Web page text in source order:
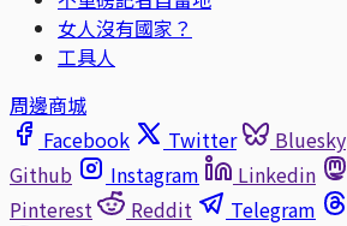
女人沒有國家？
工具人
周邊商城
Facebook
Twitter Bluesky
Github
Instagram Linkedin
Pinterest
Reddit Telegram